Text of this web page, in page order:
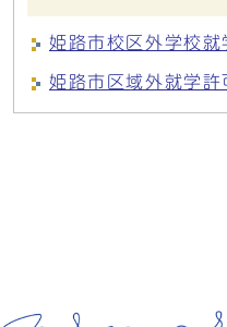
姫路市校区外学校就
姫路市区域外就学許